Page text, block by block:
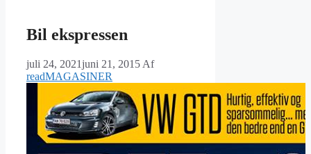
Bil ekspressen
juli 24, 2021juni 21, 2015 Af
readMAGASINER